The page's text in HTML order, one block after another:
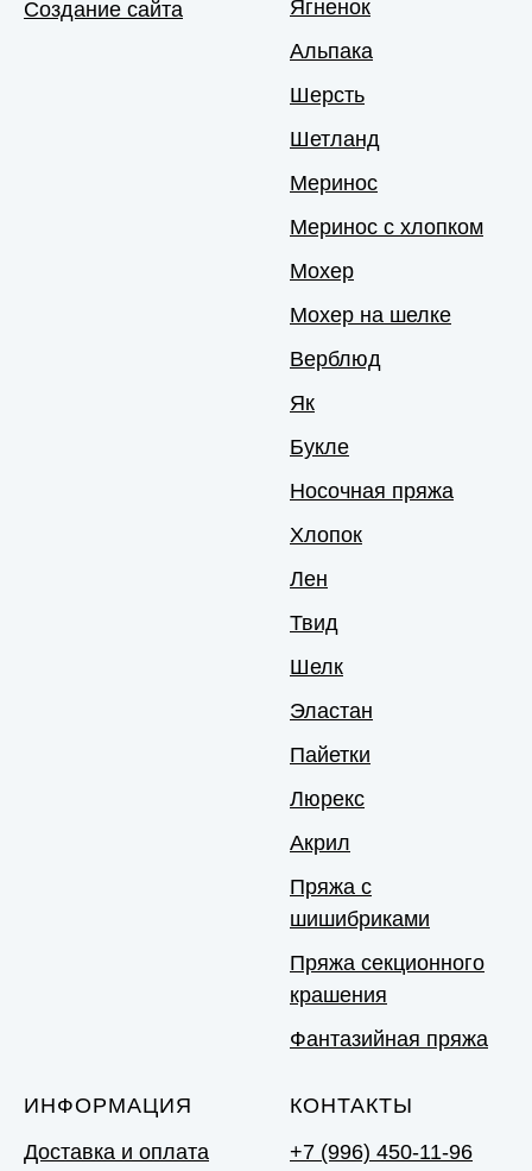
Создание сайта
Ягненок
Альпака
Шерсть
Шетланд
Меринос
Меринос с хлопком
Мохер
Мохер на шелке
Верблюд
Як
Букле
Носочная пряжа
Хлопок
Лен
Твид
Шелк
Эластан
Пайетки
Люрекс
Акрил
Пряжа с
шишибриками
Пряжа секционного
крашения
Фантазийная пряжа
ИНФОРМАЦИЯ
Доставка и оплата
КОНТАКТЫ
+7 (996) 450-11-96